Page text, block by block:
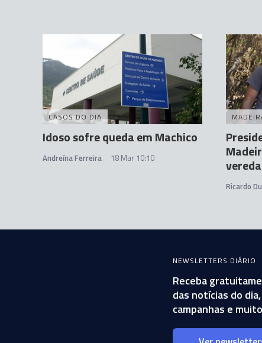
CASOS DO DIA
Idoso sofre queda em Machico
Andreína Ferreira 18 Mar 10:10
Ricardo
NEWSLETTERS DIÁRIO
Receba
das notícias do
campanhas e